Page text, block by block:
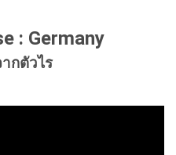
: Germany
กตัวไร